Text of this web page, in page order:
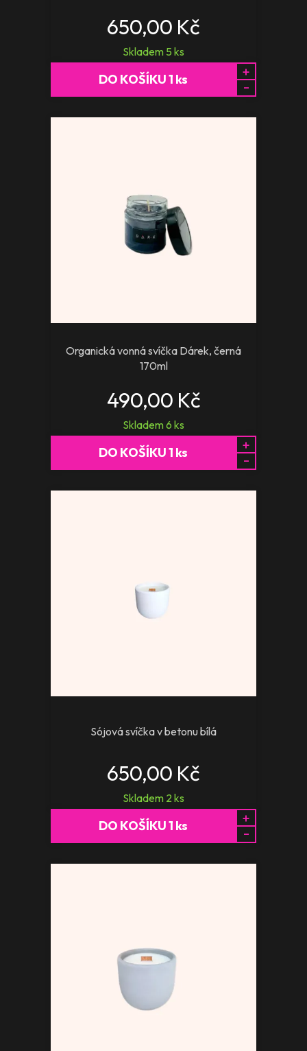
650,00 Kč
Skladem 5 ks
DO KOŠÍKU1 ks
+
-
Organická vonná svíčka Dárek, černá
170ml
490,00 Kč
Skladem6 ks
DO KOŠÍKU1 ks
+
-
Sójová svíčka v betonu bílá
650,00 Kč
Skladem 2ks
DO KOŠÍKU1 ks
+
-